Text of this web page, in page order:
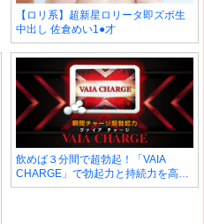
【ロリ系】超新星ロリータ即ズボ生
中出し 佐倉めい1●才
飲めば３分間で超勃起！「VAIA
CHARGE」で勃起力と持続力を高め
て絶倫セックスを楽しもう！